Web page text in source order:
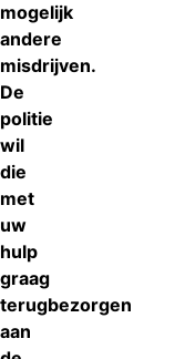
mogelijk
andere
misdrijven.
De
politie
wil
die
met
uw
hulp
graag
terugbezorgen
aan